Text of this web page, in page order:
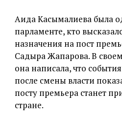
Аида Касымалиева была
парламенте, кто
назначения на пост
Садыра Жапарова. В
она написала, что
после смены власти
посту премьера станет
стране.